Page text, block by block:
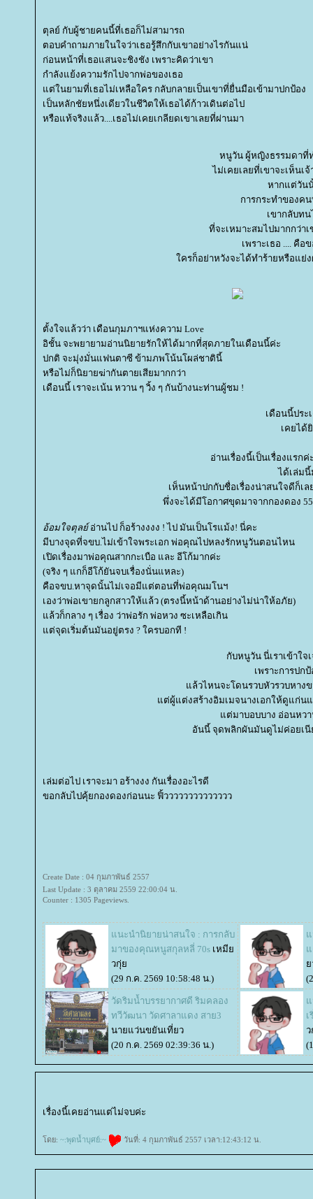
ตุลย์ กับผู้ชายคนนี้ที่เธอก็ไม่สามารถ
ตอบคำถามภายในใจว่าเธอรู้สึกกับเขาอย่างไรกันแน่
ก่อนหน้าที่เธอแสนจะชิงชัง เพราะคิดว่าเขา
กำลังแย้งความรักไปจากพ่อของเธอ
ต่ในยามที่เธอไม่เหลือใคร กลับกลายเป็นเขาที่ยื่นมือเข้ามาปกป้อง
เป็นหลักชัยหนึ่งเดียวในชีวิตให้เธอได้ก้าวเดินต่อไป
หรือแท้จริงแล้ว....เธอไม่เคยเกลียดเขาเลยที่ผ่านมา
หนูวัน ผู้หญิงธรรมดาที่
ไม่เคยเลยที่เขาจะเห็นเ
หากแต่วัน
การกระทำของค
เขากลับท
ที่จะเหมาะสมไปมากกว่า
เพราะเธอ .... คื
ครก็อย่าหวังจะได้ทำร้ายหรือแย่
ตั้งใจแล้วว่า เดือนกุมภาฯแห่งความ Love
อิชั้น จะพยายามอ่านนิยายรักให้ได้มากที่สุดภายในเดือนนี้ค่ะ
ปกติ จะมุ่งมั่นแฟนตาซี ข้ามภพโน้นโผล่ชาตินี้
หรือไม่ก็นิยายฆ่ากันตายเสียมากกว่า
เดือนนี้ เราจะเน้น หวาน ๆ วิ้ง ๆ กันบ้างนะท่านผู้ชม !
เดือนนี้ปร
เคยได้
อ่านเรื่องนี้เป็นเรื่องแรก
ได้เล่ม
เห็นหน้าปกกับชื่อเรื่องน่าสนใจดีก็เ
พึ่งจะได้มีโอกาศขุดมาจากกองดอง
อ้อมใจตุลย์อ่านไป ก็อร้างงงง ! ไป มันเป็นโรแม้ง! นี่คะ
มีบางจุดที่จขบ.ไม่เข้าใจพระเอก พ่อคุณไปหลงรักหนูวันตอนไหน
เปิดเรื่องมาพ่อคุณสากกะเบือ และ อีโก้มากค่ะ
(จริง ๆ แกก็อีโก้ยันจบเรื่องนั่นแหละ)
คือจขบ.หาจุดนั้นไม่เจอมีแต่ตอนที่พ่อคุณมโนฯ
เองว่าพ่อเขายกลูกสาวให้แล้ว (ตรงนี้หน้าด้านอย่างไม่น่าให้อภัย)
ล้วก็กลาง ๆ เรื่อง ว่าพ่อรัก พ่อหวง ซะเหลือเกิน
ต่จุดเริ่มต้นมันอยู่ตรง ? ใครบอกที !
กับหนูวัน นี่เราเข้าใ
เพราะการป
ล้วไหนจะโดนรวบหัวรวบหาง
ต่ผู้แต่งสร้างอิมเมจนางเอกให้ดูแก่น
ต่มาบอบบาง อ่อนหว
อันนี้ จุดพลิกผันมันดูไม่ค่อยเ
เล่มต่อไป เราจะมา อร้างงง กันเรื่องอะไรดี
ขอกลับไปคุ้ยกองดองก่อนนะ ฟิ้วววววววววววววว
Create Date : 04 กุมภาพันธ์ 2557
Last Update : 3 ตุลาคม 2559 22:00:04 น.
Counter : 1305 Pageviews.
นะนำนิยายน่าสนใจ : การกลับ
มาของคุณหนูสกุลหลี่ 70s เหมี
วกุ่
(29 ก.ค. 2569 10:58:48 น.)
วัดริมน้ำบรรยากาศดี ริมคลอง
ทวีวัฒนา วัดศาลาแดง สาย3
นายแว่นขยันเที่ยว
(20 ก.ค. 2569 02:39:36 น.)
เรื่องนี้เคยอ่านแต่ไม่จบค่ะ
ดย: ~:พุดน้ำบุศย์:~ วันที่: 4 กุมภาพันธ์ 2557 เวลา:12:43:12 น.